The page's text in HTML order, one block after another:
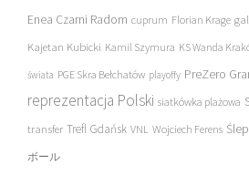
Enea Czarni Radom cuprum Florian Krage
Kajetan Kubicki Kamil Szymura KS Wanda
świata PGE Skra Bełchatów playoffy PreZero
reprezentacja Polski siatkówka plażowa
transfer Trefl Gdańsk VNL Wojciech Ferens
ボール